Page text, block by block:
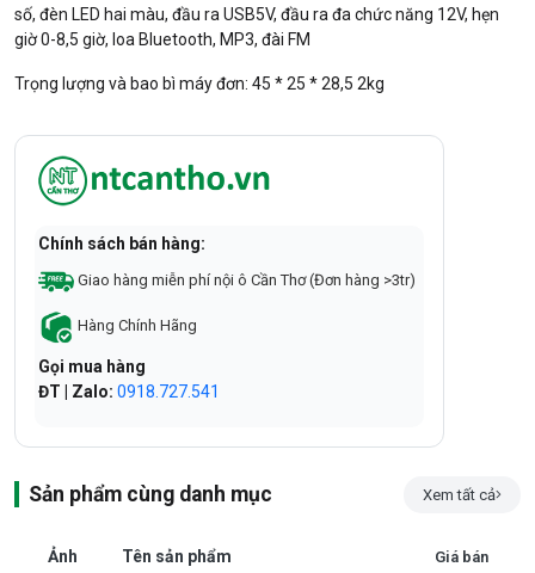
số, đèn LED hai màu, đầu ra USB5V, đầu ra đa chức năng 12V, hẹn
giờ 0-8,5 giờ, loa Bluetooth, MP3, đài FM
Trọng lượng và bao bì máy đơn: 45 * 25 * 28,5 2kg
Chính sách bán hàng:
Giao hàng miễn phí nội ô Cần Thơ (Đơn hàng >3tr)
Hàng Chính Hãng
Gọi mua hàng
ĐT | Zalo: 0918.727.541
Sản phẩm cùng danh mục Xem tất cả
Ảnh Tên sản phẩm Giá bán